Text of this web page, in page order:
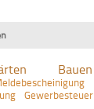
Bauen
Gewerbesteuer